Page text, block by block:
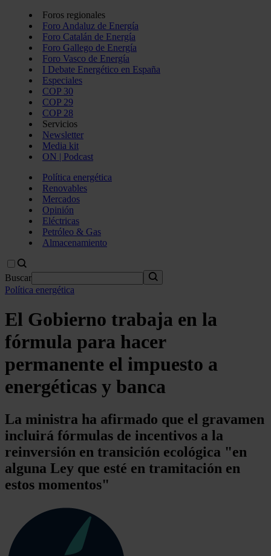
Foros regionales
Foro Andaluz de Energía
Foro Catalán de Energía
Foro Gallego de Energía
Foro Vasco de Energía
I Debate Energético en España
Especiales
COP 30
COP 29
COP 28
Servicios
Newsletter
Media kit
ON | Podcast
Política energética
Renovables
Mercados
Opinión
Eléctricas
Petróleo & Gas
Almacenamiento
Buscar
Política energética
El Gobierno trabaja en la
fórmula para hacer
permanente el impuesto a
energéticas y banca
La ministra ha afirmado que el gravamen
incluirá fórmulas de incentivos a la
reinversión en transición ecológica "en
alguna Ley que esté en tramitación en
estos momentos"